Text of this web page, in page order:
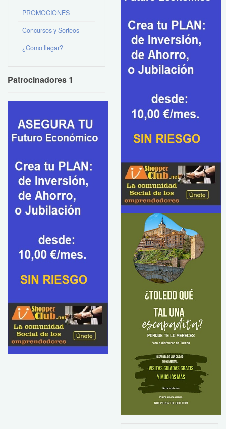
PROMOCIONES
Concursos y Sorteos
¿Como llegar?
Patrocinadores 1